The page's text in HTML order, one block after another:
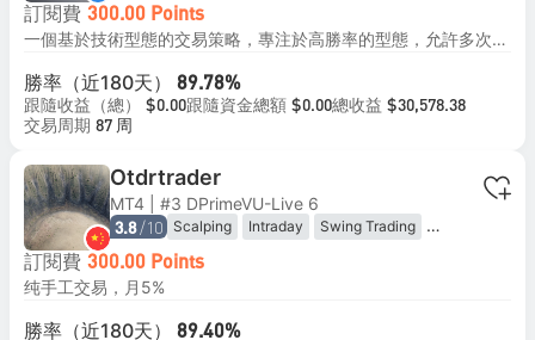
訂閱費 300.00 Points
一個基於技術型態的交易策略，專注於高勝率的型態，允許多次進場，而不使用如網格或馬丁格爾等高風險策略 回撤：在三年內最高約35%的回撤，確保風險平衡 月收益：目標平均月收益為3.5%，強調穩定的表現 最低投資：建議1500美元或以上 槓桿：建議使用高槓桿的ECN帳戶，槓桿不超過1.5倍
勝率（近180天） 89.78%
跟隨收益（總） $0.00跟隨資金總額 $0.00總收益 $30,578.38
交易周期 87 周
Otdrtrader
MT4 | #3 DPrimeVU-Live 6
3.8 /10 Scalping Intraday
Swing Trading
Position Trading
訂閱費 300.00 Points
纯手工交易，月5%
勝率（近180天） 89.40%